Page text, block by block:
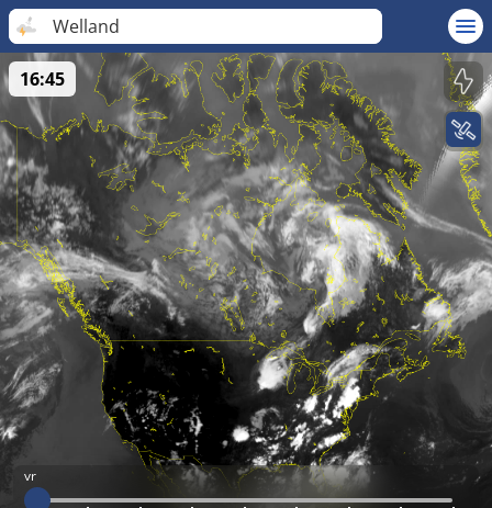
Welland
vr
16:45